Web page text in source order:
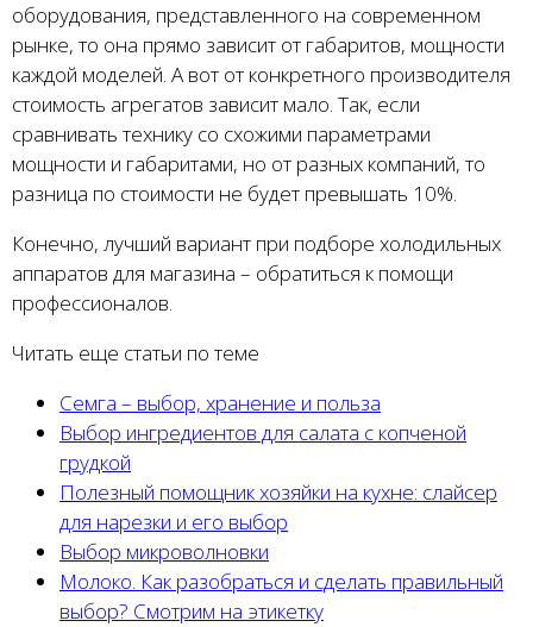
оборудования, представленного на современном
рынке, то она прямо зависит от габаритов, мощности
каждой моделей. А вот от конкретного производителя
стоимость агрегатов зависит мало. Так, если
сравнивать технику со схожими параметрами
мощности и габаритами, но от разных компаний, то
разница по стоимости не будет превышать 10%.
Конечно, лучший вариант при подборе холодильных
аппаратов для магазина – обратиться к помощи
профессионалов.
Читать еще статьи по теме
Семга – выбор, хранение и польза
Выбор ингредиентов для салата с копченой
грудкой
Полезный помощник хозяйки на кухне: слайсер
для нарезки и его выбор
Выбор микроволновки
Молоко. Как разобраться и сделать правильный
выбор? Смотрим на этикетку